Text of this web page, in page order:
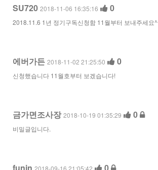
SU720 2018-11-06 16:35:16 0
2018.11.6 1년 정기구독신청함 11월부터 보내주세요
에버가든 2018-11-02 21:25:50 0
신청했습니다 11월호부터 보겠습니다!
금가면조사장2018-10-19 01:35:29 0
비밀글입니다.
2018-09-16 21:05:42